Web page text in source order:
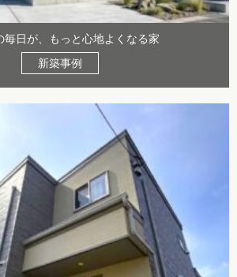
毎日が、もっと心地よくなる家
新築事例